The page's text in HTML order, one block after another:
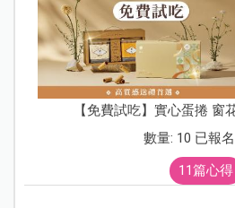
【免費試吃】實心蛋捲 窗
數量: 10 已報
11篇心得